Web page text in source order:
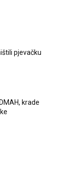
pjevačku
krade